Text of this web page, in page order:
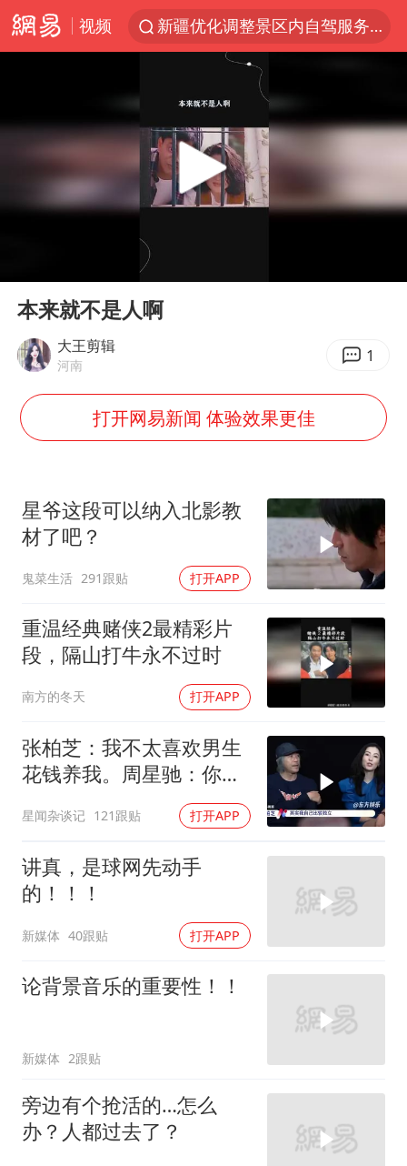
视频
新疆优化调整景区内自驾服务费
浙江上海等地有大雨或暴雨
梁家辉：到内地拍戏不是北上是回归
情侣平潭拍日出坠崖1死1伤
西湖突现狂风暴雨 游客瞬间被浇透
全民健身事业高质量发展
上四休三，但降薪1000元，你接受吗？
乐享全民健身 共筑健康中国
Play
本来就不是人啊
大王剪辑
河南 1
打开网易新闻 体验效果更佳
星爷这段可以纳入北影教
材了吧？
鬼菜生活 291跟贴 打开APP
重温经典赌侠2最精彩片
段，隔山打牛永不过时
南方的冬天 打开APP
张柏芝：我不太喜欢男生
花钱养我。周星驰：你不
星闻杂谈记 121跟贴 打开APP
讲真，是球网先动手
的！！！
新媒体 40跟贴 打开APP
论背景音乐的重要性！！
新媒体 2跟贴
旁边有个抢活的…怎么
办？人都过去了？